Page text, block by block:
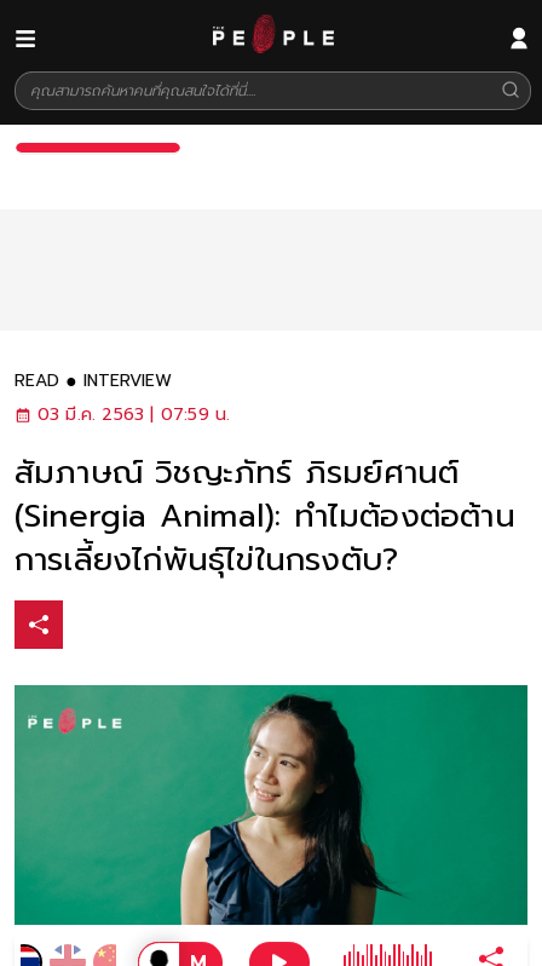
READ
INTERVIEW
03 มี.ค. 2563 | 07:59 น.
สัมภาษณ์ วิชญะภัทร์ ภิรมย์ศานต์
(Sinergia Animal): ทำไมต้องต่อต้าน
การเลี้ยงไก่พันธุ์ไข่ในกรงตับ?